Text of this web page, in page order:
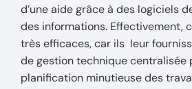
d’une aide grâce à des logiciels
des informations. Effectivement,
très efficaces, car ils leur
de gestion technique centralisée
planification minutieuse des